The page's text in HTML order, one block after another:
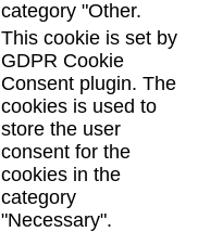
category "Other.
This cookie is set by
GDPR Cookie
Consent plugin. The
cookies is used to
store the user
consent for the
cookies in the
category
"Necessary".